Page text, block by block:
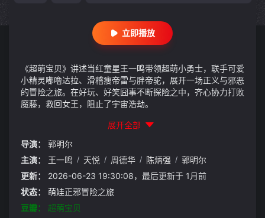
立即播放
《超萌宝贝》讲述当红童星王一鸣带领超萌小勇士，联手可爱
小精灵嘟噜达拉、滑稽瘦帝雷与胖帝驼，展开一场正义与邪恶
的冒险之旅。在好玩、好笑囧事不断探险之中，齐心协力打败
魔藤，救回女王，阻止了宇宙浩劫。
展开全部
导演：
郭明尔
主演：
王一鸣 / 天悦 / 周德华 / 陈炳强 / 郭明尔
更新：
2026-06-23 19:30:08，最后更新于 1月前
状态：
萌娃正邪冒险之旅
豆瓣：
超萌宝贝